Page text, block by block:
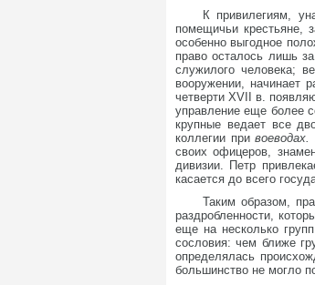
К привилегиям,
помещичьи крестьяне,
особенно выгодное
право осталось лишь
служилого человека;
вооружении, начинает
четверти XVII в.
управление еще более
крупные ведает все
коллегии при
своих офицеров,
дивизии. Петр
касается до всего
Таким образом,
раздробленности,
еще на несколько
сословия: чем ближе
определялась
большинство не могло